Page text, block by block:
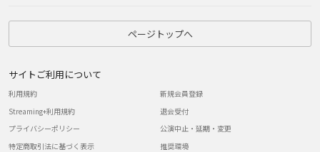
ページトップへ
サイトご利用について
利用規約
Streaming+利用規約
プライバシーポリシー
特定商取引法に基づく表示
新規会員登録
退会受付
公演中止・延期・変更
推奨環境